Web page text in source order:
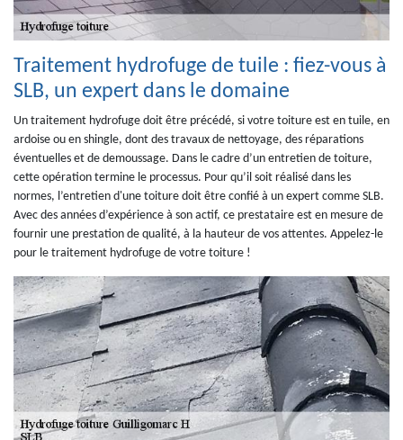
Traitement hydrofuge de tuile : fiez-vous à
SLB, un expert dans le domaine
Un traitement hydrofuge doit être précédé, si votre toiture est en tuile, en
ardoise ou en shingle, dont des travaux de nettoyage, des réparations
éventuelles et de demoussage. Dans le cadre d’un entretien de toiture,
cette opération termine le processus. Pour qu’il soit réalisé dans les
normes, l’entretien d'une toiture doit être confié à un expert comme SLB.
Avec des années d’expérience à son actif, ce prestataire est en mesure de
fournir une prestation de qualité, à la hauteur de vos attentes. Appelez-le
pour le traitement hydrofuge de votre toiture !